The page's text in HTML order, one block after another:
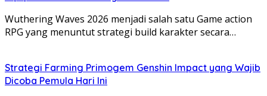
Wuthering Waves 2026 menjadi salah satu Game action
RPG yang menuntut strategi build karakter secara…
Strategi Farming Primogem Genshin Impact yang Wajib
Dicoba Pemula Hari Ini